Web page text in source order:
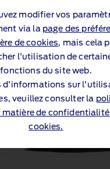
modifier vos
via la page des
de cookies, mais cela
l'utilisation de
fonctions du site web.
d'informations sur
veuillez consulter la
matière de confidentialité
cookies.